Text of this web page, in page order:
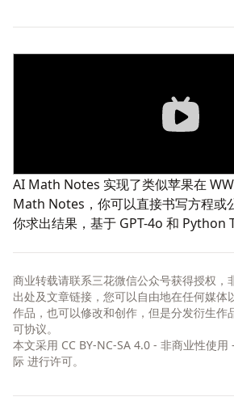
AI Math Notes 实现了类似苹果在
Math Notes，你可以直接书写方程或
你求出结果，基于 GPT-4o 和 Python
商业转载请联系三花微信公众号获得授权，
出处及文章链接，您可以自由地在任何媒体
作品，也可以修改和创作，但是分发衍生作
可协议。
本文采用 CC BY-NC-SA 4.0 - 非商业性使
际 进行许可。